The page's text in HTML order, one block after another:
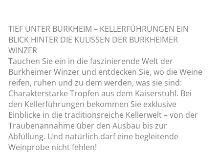
TIEF UNTER BURKHEIM – KELLERFÜHRUNGEN EIN
BLICK HINTER DIE KULISSEN DER BURKHEIMER
WINZER
Tauchen Sie ein in die faszinierende Welt der
Burkheimer Winzer und entdecken Sie, wo die Weine
reifen, ruhen und zu dem werden, was sie sind:
Charakterstarke Tropfen aus dem Kaiserstuhl. Bei
den Kellerführungen bekommen Sie exklusive
Einblicke in die traditionsreiche Kellerwelt – von der
Traubenannahme über den Ausbau bis zur
Abfüllung. Und natürlich darf eine begleitende
Weinprobe nicht fehlen!